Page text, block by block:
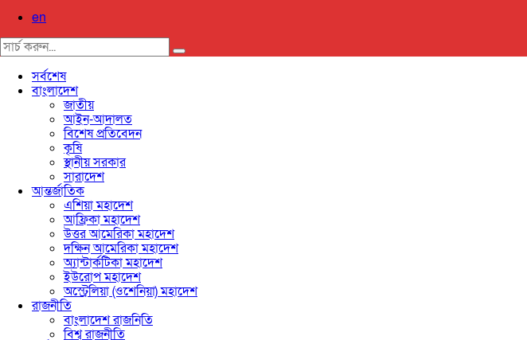
en
সর্বশেষ
বাংলাদেশ
জাতীয়
আইন-আদালত
বিশেষ প্রতিবেদন
কৃষি
স্থানীয় সরকার
সারাদেশ
আন্তর্জাতিক
এশিয়া মহাদেশ
আফ্রিকা মহাদেশ
উত্তর আমেরিকা মহাদেশ
দক্ষিন আমেরিকা মহাদেশ
অ্যান্টার্কটিকা মহাদেশ
ইউরোপ মহাদেশ
অস্ট্রেলিয়া (ওশেনিয়া) মহাদেশ
রাজনীতি
বাংলাদেশ রাজনিতি
বিশ্ব রাজনীতি